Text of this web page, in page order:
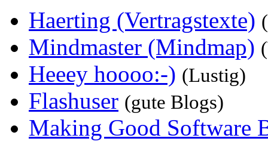
Haerting (Vertragstexte)
Mindmaster (Mindmap)
Heeey hoooo:-) (Lustig)
Flashuser (gute Blogs)
Making Good Software